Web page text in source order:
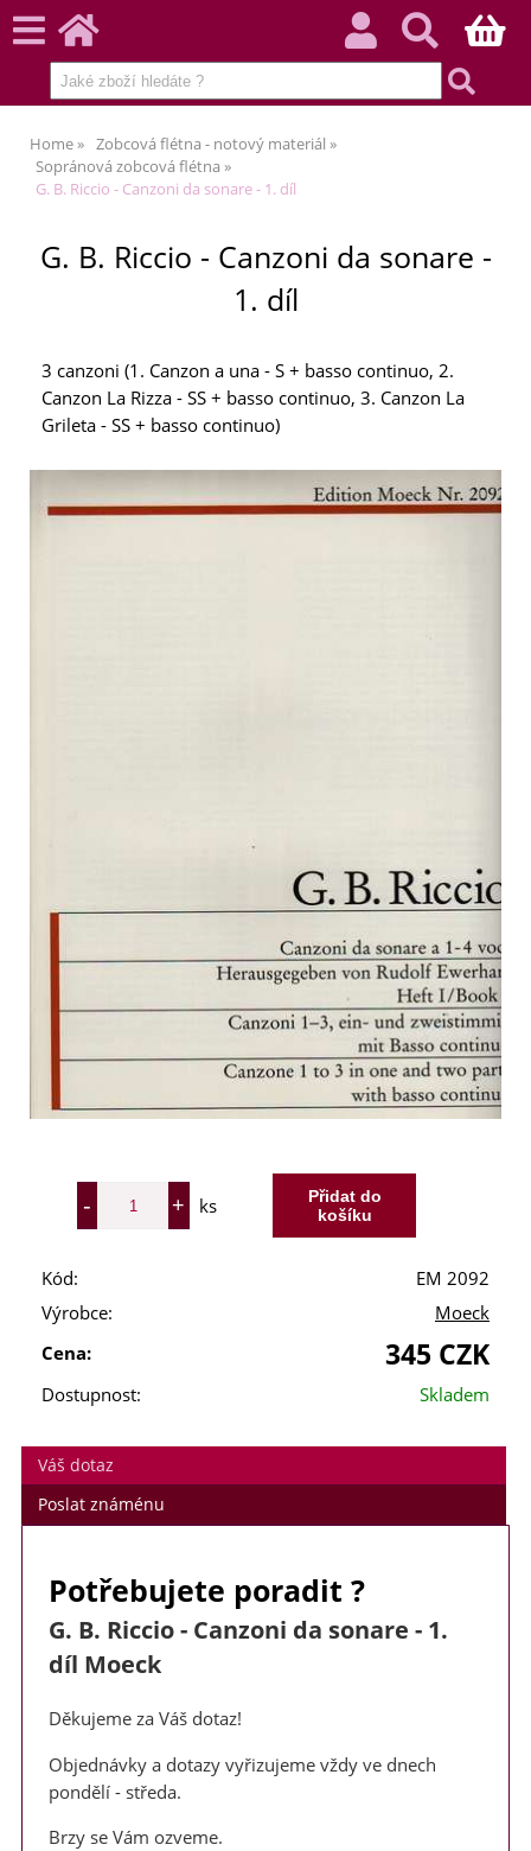
Home
Zobcová flétna - notový materiál
Sopránová zobcová flétna
G. B. Riccio - Canzoni da sonare - 1. díl
G. B. Riccio - Canzoni da sonare -
1. díl
3 canzoni (1. Canzon a una - S + basso continuo, 2.
Canzon La Rizza - SS + basso continuo, 3. Canzon La
Grileta - SS + basso continuo)
ks
Kód:
EM 2092
Výrobce:
Moeck
Cena:
345 CZK
Dostupnost: Skladem
Váš dotaz
Poslat známénu
Potřebujete poradit ?
G. B. Riccio - Canzoni da sonare - 1.
díl Moeck
Děkujeme za Váš dotaz!
Objednávky a dotazy vyřizujeme vždy ve dnech
pondělí - středa.
Brzy se Vám ozveme.